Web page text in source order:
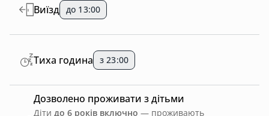
Виїзд до 13:00
Дозволено проживати з дітьми
Діти до 6 років включно — проживають
Тиха година з 23:00